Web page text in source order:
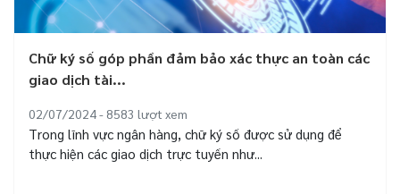
Chữ ký số góp phần đảm bảo xác thực an toàn các
giao dịch tài...
02/07/2024 - 8583 lượt xem
Trong lĩnh vực ngân hàng, chữ ký số được sử dụng để
thực hiện các giao dịch trực tuyến như...